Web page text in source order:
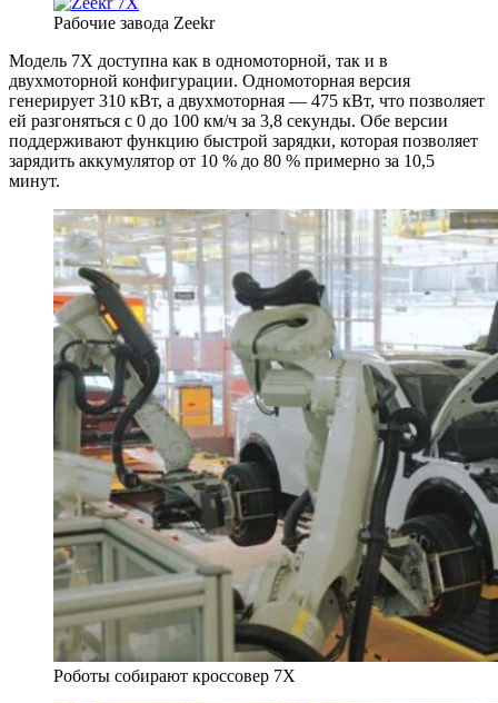
Рабочие завода Zeekr
Модель 7X доступна как в одномоторной, так и в
двухмоторной конфигурации. Одномоторная версия
генерирует 310 кВт, а двухмоторная — 475 кВт, что позволяет
ей разгоняться с 0 до 100 км/ч за 3,8 секунды. Обе версии
поддерживают функцию быстрой зарядки, которая позволяет
зарядить аккумулятор от 10 % до 80 % примерно за 10,5
минут.
Роботы собирают кроссовер 7X